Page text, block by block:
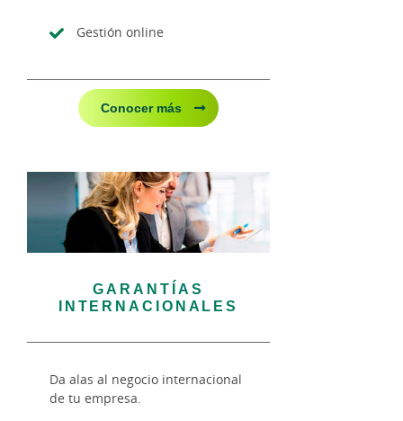
Gestión online
Conocer más
GARANTÍAS
INTERNACIONALES
Da alas al negocio internacional
de tu empresa.